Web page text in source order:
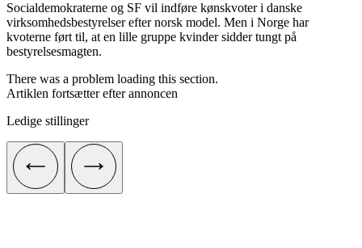
Socialdemokraterne og SF vil indføre kønskvoter i danske
virksomhedsbestyrelser efter norsk model. Men i Norge har
kvoterne ført til, at en lille gruppe kvinder sidder tungt på
bestyrelsesmagten.
There was a problem loading this section.
Artiklen fortsætter efter annoncen
Ledige stillinger